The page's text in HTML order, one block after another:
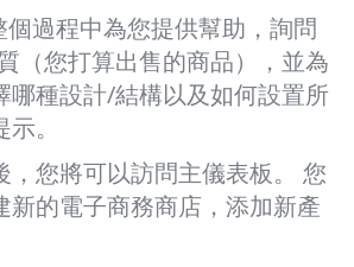
過程中為您提供幫助，詢問
（您打算出售的商品），並為
哪種設計/結構以及如何設置所
。
，您將可以訪問主儀表板。 您
新的電子商務商店，添加新產